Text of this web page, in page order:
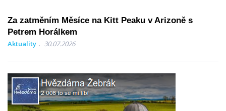
Za zatměním Měsíce na Kitt Peaku v Arizoně s
Petrem Horálkem
Aktuality 30.07.2026